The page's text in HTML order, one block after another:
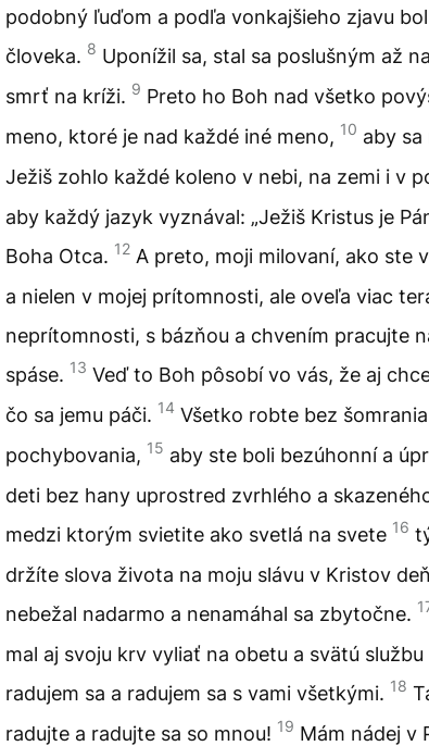
podobný ľuďom a podľa vonkajšieho zjavu
človeka. 8 Uponížil sa, stal sa poslušným až
smrť na kríži. 9 Preto ho Boh nad všetko
meno, ktoré je nad každé iné meno, 10 aby sa
Ježiš zohlo každé koleno v nebi, na zemi i v
aby každý jazyk vyznával: „Ježiš Kristus je
Boha Otca. 12 A preto, moji milovaní, ako ste
a nielen v mojej prítomnosti, ale oveľa viac
neprítomnosti, s bázňou a chvením pracujte
spáse. 13 Veď to Boh pôsobí vo vás, že aj
čo sa jemu páči. 14 Všetko robte bez
pochybovania, 15 aby ste boli bezúhonní a
deti bez hany uprostred zvrhlého a
medzi ktorým svietite ako svetlá na svete 16
držíte slova života na moju slávu v Kristov
nebežal nadarmo a nenamáhal sa zbytočne.
mal aj svoju krv vyliať na obetu a svätú službu
radujem sa a radujem sa s vami všetkými. 18
radujte a radujte sa so mnou! 19 Mám nádej v